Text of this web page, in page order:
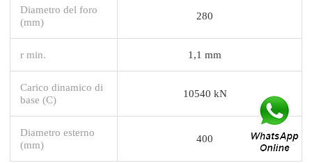
Diametro del foro
(mm)
280
r min. 1,1 mm
Carico dinamico di
base (C)
10540 kN
Diametro esterno
(mm)
400